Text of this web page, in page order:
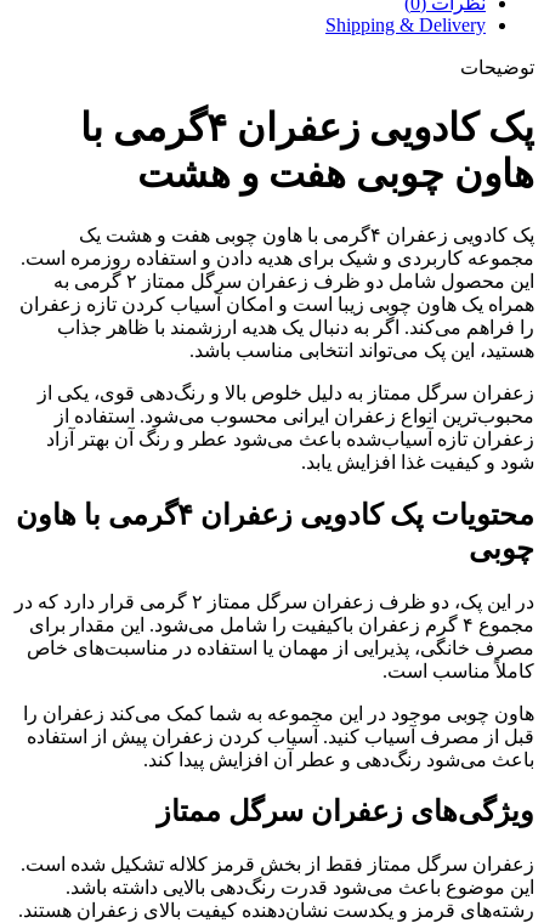
Shipping & Delivery
توضیحات
پک کادویی زعفران ۴گرمی با
هاون چوبی هفت و هشت
پک کادویی زعفران ۴گرمی با هاون چوبی هفت و هشت یک
مجموعه کاربردی و شیک برای هدیه دادن و استفاده روزمره است.
این محصول شامل دو ظرف زعفران سرگل ممتاز ۲ گرمی به
همراه یک هاون چوبی زیبا است و امکان آسیاب کردن تازه زعفران
را فراهم می‌کند. اگر به دنبال یک هدیه ارزشمند با ظاهر جذاب
هستید، این پک می‌تواند انتخابی مناسب باشد.
زعفران سرگل ممتاز به دلیل خلوص بالا و رنگ‌دهی قوی، یکی از
محبوب‌ترین انواع زعفران ایرانی محسوب می‌شود. استفاده از
زعفران تازه آسیاب‌شده باعث می‌شود عطر و رنگ آن بهتر آزاد
شود و کیفیت غذا افزایش یابد.
محتویات پک کادویی زعفران ۴گرمی با هاون
چوبی
در این پک، دو ظرف زعفران سرگل ممتاز ۲ گرمی قرار دارد که در
مجموع ۴ گرم زعفران باکیفیت را شامل می‌شود. این مقدار برای
مصرف خانگی، پذیرایی از مهمان یا استفاده در مناسبت‌های خاص
کاملاً مناسب است.
هاون چوبی موجود در این مجموعه به شما کمک می‌کند زعفران را
قبل از مصرف آسیاب کنید. آسیاب کردن زعفران پیش از استفاده
باعث می‌شود رنگ‌دهی و عطر آن افزایش پیدا کند.
ویژگی‌های زعفران سرگل ممتاز
زعفران سرگل ممتاز فقط از بخش قرمز کلاله تشکیل شده است.
این موضوع باعث می‌شود قدرت رنگ‌دهی بالایی داشته باشد.
رشته‌های قرمز و یکدست نشان‌دهنده کیفیت بالای زعفران هستند.